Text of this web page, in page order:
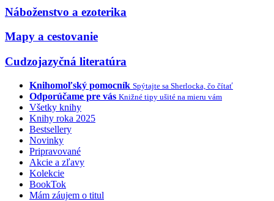
Náboženstvo a ezoterika
Mapy a cestovanie
Cudzojazyčná literatúra
Knihomoľský pomocník Spýtajte sa Sherlocka, čo čítať
Odporúčame pre vás Knižné tipy ušité na mieru vám
Všetky knihy
Knihy roka 2025
Bestsellery
Novinky
Pripravované
Akcie a zľavy
Kolekcie
BookTok
Mám záujem o titul